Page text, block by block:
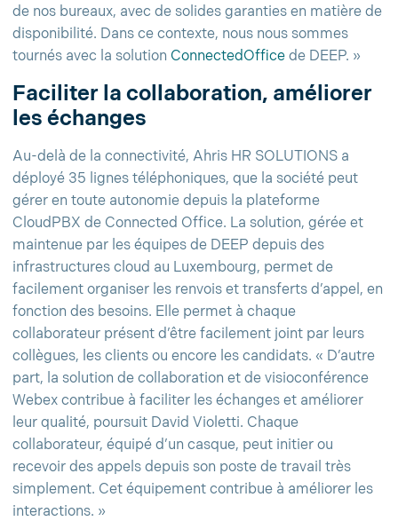
de nos bureaux, avec de solides garanties en matière de
disponibilité. Dans ce contexte, nous nous sommes
tournés avec la solution ConnectedOffice de DEEP. »
Faciliter la collaboration, améliorer
les échanges
Au-delà de la connectivité, Ahris HR SOLUTIONS a
déployé 35 lignes téléphoniques, que la société peut
gérer en toute autonomie depuis la plateforme
CloudPBX de Connected Office. La solution, gérée et
maintenue par les équipes de DEEP depuis des
infrastructures cloud au Luxembourg, permet de
facilement organiser les renvois et transferts d’appel, en
fonction des besoins. Elle permet à chaque
collaborateur présent d’être facilement joint par leurs
collègues, les clients ou encore les candidats. « D’autre
part, la solution de collaboration et de visioconférence
Webex contribue à faciliter les échanges et améliorer
leur qualité, poursuit David Violetti. Chaque
collaborateur, équipé d’un casque, peut initier ou
recevoir des appels depuis son poste de travail très
simplement. Cet équipement contribue à améliorer les
interactions. »